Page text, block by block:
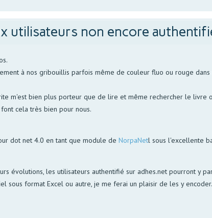
utilisateurs non encore
à nos gribouillis parfois même de couleur fluo ou rouge
m'est bien plus porteur que de lire et même rechercher le livre
cela très bien pour nous.
dot net 4.0 en tant que module deNorpaNetl sous l'excellente
évolutions, les utilisateurs authentifié sur adhes.net pourront y
sous format Excel ou autre, je me ferai un plaisir de les y encoder.